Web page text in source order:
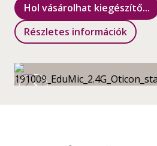
Hol vásárolhat kiegészítő...
Részletes információk